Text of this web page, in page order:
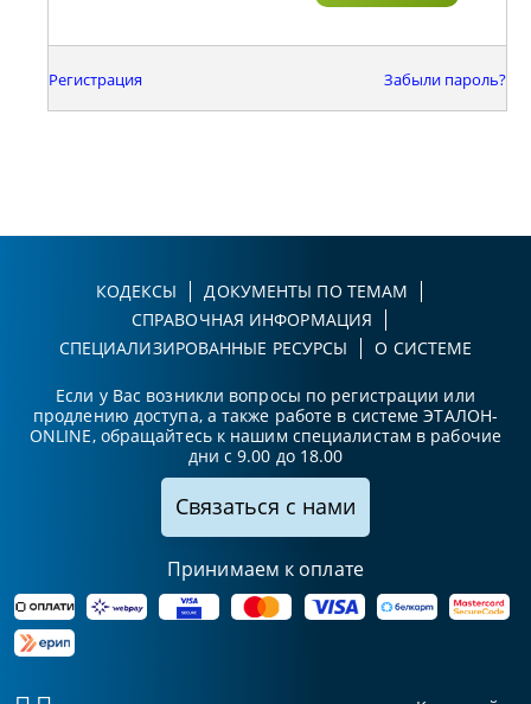
Регистрация Забыли пароль?
КОДЕКСЫ
ДОКУМЕНТЫ ПО ТЕМАМ
СПРАВОЧНАЯ ИНФОРМАЦИЯ
СПЕЦИАЛИЗИРОВАННЫЕ РЕСУРСЫ
О СИСТЕМЕ
Если у Вас возникли вопросы по регистрации или
продлению доступа, а также работе в системе ЭТАЛОН-
ONLINE, обращайтесь к нашим специалистам в рабочие
дни с 9.00 до 18.00
Связаться с нами
Принимаем к оплате